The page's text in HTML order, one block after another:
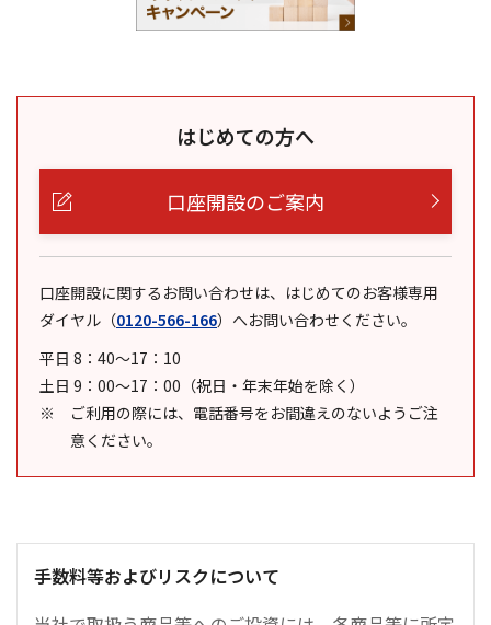
はじめての方へ
口座開設のご案内
口座開設に関するお問い合わせは、はじめてのお客様専用
ダイヤル （0120-566-166） へお問い合わせください。
平日 8：40～17：10
土日 9：00～17：00（祝日・年末年始を除く）
ご利用の際には、電話番号をお間違えのないようご注
意ください。
手数料等およびリスクについて